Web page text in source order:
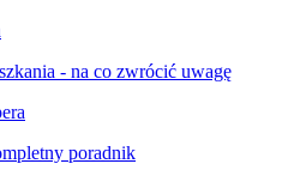
- na co zwrócić uwagę
poradnik